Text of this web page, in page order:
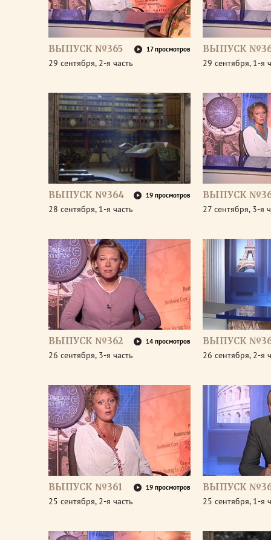
ВЫПУСК №365 17 просмотров
29 сентября, 2-я часть
ВЫПУСК
29 сентября, 1-я
ВЫПУСК №364 19 просмотров
28 сентября, 1-я часть
ВЫПУСК
27 сентября, 3-я
ВЫПУСК №362 14 просмотров
26 сентября, 3-я часть
ВЫПУСК
26 сентября, 2-я
ВЫПУСК №361 19 просмотров
25 сентября, 2-я часть
ВЫПУСК
25 сентября, 1-я